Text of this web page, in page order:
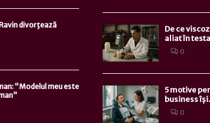
divorţează
“Modelul meu este
De ce
aliat în
0
5 motive
business
0